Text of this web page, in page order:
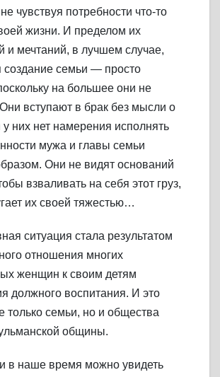
чувствуя потребности что-то
жизни. И пределом их
и мечтаний, в лучшем случае,
создание семьи — просто
на большее они не
вступают в брак без мысли о
них нет намерения исполнять
мужа и главы семьи
Они не видят оснований
взваливать на себя этот груз,
их своей тяжестью…
ситуация стала результатом
отношения многих
женщин к своим детям
должного воспитания. И это
только семьи, но и общества
общины.
в наше время можно увидеть